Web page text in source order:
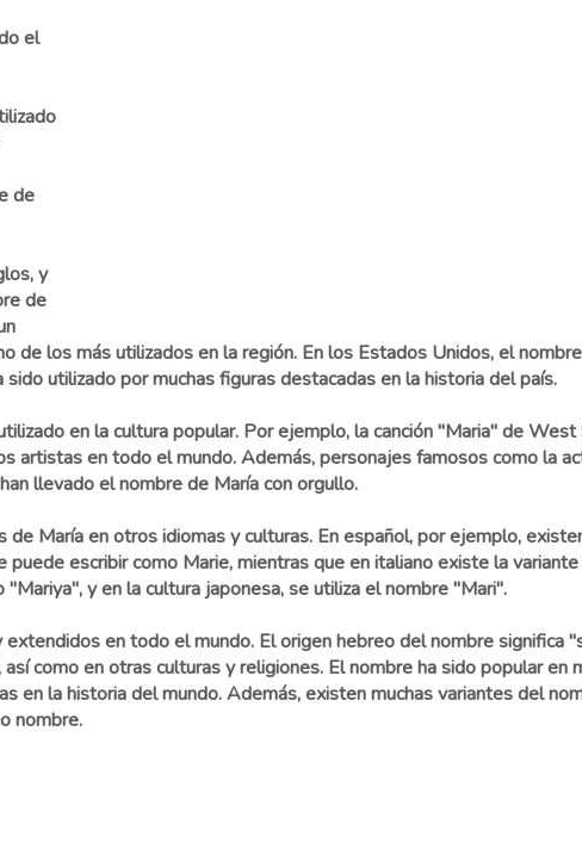
el
de
y
de
de los más utilizados en la región. En los Estados Unidos, el
utilizado por muchas figuras destacadas en la historia del país.
en la cultura popular. Por ejemplo, la canción "Maria" de
artistas en todo el mundo. Además, personajes famosos como la
llevado el nombre de María con orgullo.
María en otros idiomas y culturas. En español, por ejemplo,
escribir como Marie, mientras que en italiano existe la variante
y en la cultura japonesa, se utiliza el nombre "Mari".
en todo el mundo. El origen hebreo del nombre significa
como en otras culturas y religiones. El nombre ha sido popular en
en la historia del mundo. Además, existen muchas variantes del
nombre.